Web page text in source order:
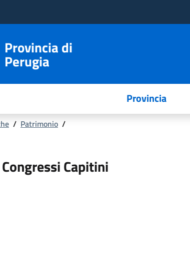
Provincia di
Perugia
Provincia
/ Patrimonio /
Capitini